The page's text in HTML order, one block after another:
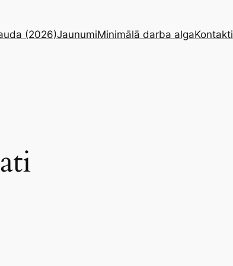
(2026)JaunumiMinimālā darba algaKontakti